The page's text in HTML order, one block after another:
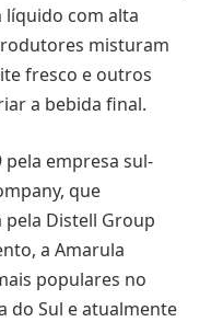
com alta
misturam
fresco e outros
a bebida final.
empresa sul-
que
Distell Group
a Amarula
populares no
do Sul e atualmente